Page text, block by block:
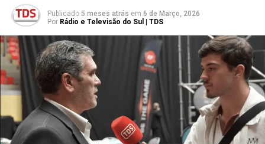
Publicado 5 meses atrás em 6 de Março, 2026
Por Rádio e Televisão do Sul | TDS